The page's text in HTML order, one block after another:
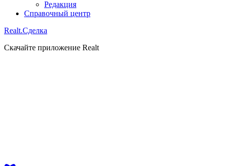
Редакция
Справочный центр
Realt.Сделка
Скачайте приложение Realt